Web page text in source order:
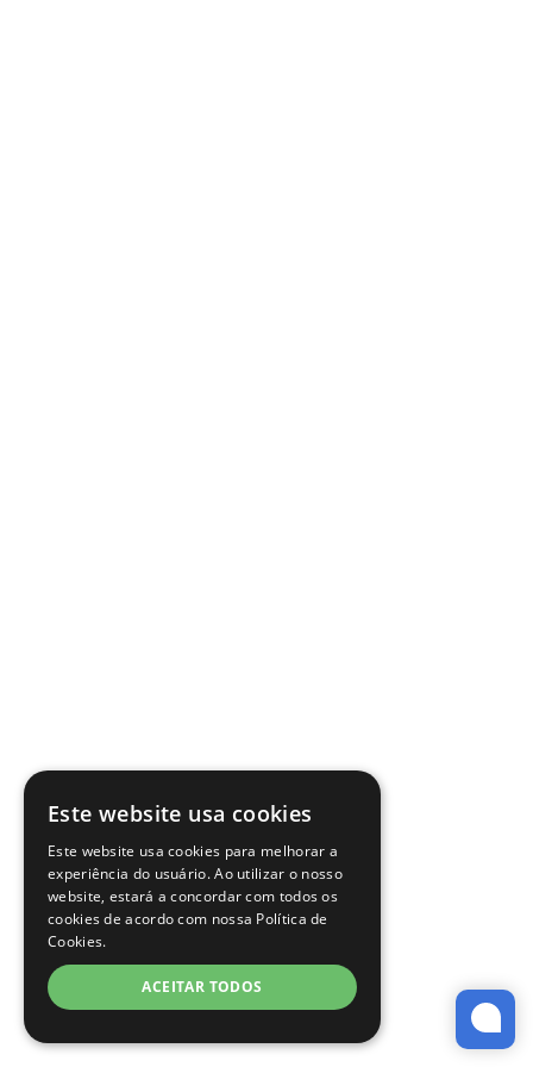
Este website usa cookies
Este website usa cookies para melhorar a
experiência do usuário. Ao utilizar o nosso
website, estará a concordar com todos os
cookies de acordo com nossa Política de
Cookies.
ACEITAR TODOS